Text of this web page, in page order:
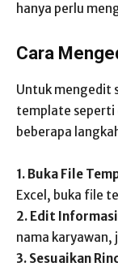
hanya perlu
Cara
Untuk mengedit
template seperti
beberapa
1. Buka File
Excel, buka file
2. Edit
nama karyawan,
3. Sesuaikan